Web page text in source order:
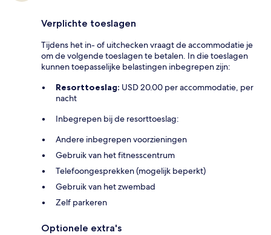
Verplichte toeslagen
Tijdens het in- of uitchecken vraagt de accommodatie je
om de volgende toeslagen te betalen. In die toeslagen
kunnen toepasselijke belastingen inbegrepen zijn:
Resorttoeslag: USD 20.00 per accommodatie, per
nacht
Inbegrepen bij de resorttoeslag:
Andere inbegrepen voorzieningen
Gebruik van het fitnesscentrum
Telefoongesprekken (mogelijk beperkt)
Gebruik van het zwembad
Zelf parkeren
Optionele extra's